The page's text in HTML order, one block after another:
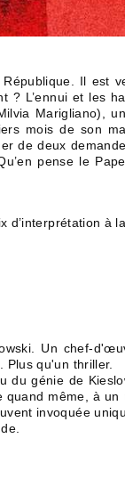
Il est
? L’ennui et les
Marigliano),
mois de son
de deux
pense le
à
Un chef-
Plus qu'un thriller.
génie de
même, à
invoquée